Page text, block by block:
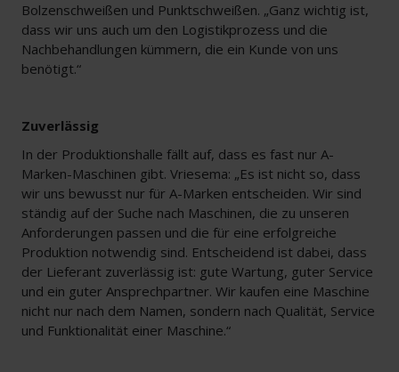
Bolzenschweißen und Punktschweißen. „Ganz wichtig ist,
dass wir uns auch um den Logistikprozess und die
Nachbehandlungen kümmern, die ein Kunde von uns
benötigt.“
Zuverlässig
In der Produktionshalle fällt auf, dass es fast nur A-
Marken-Maschinen gibt. Vriesema: „Es ist nicht so, dass
wir uns bewusst nur für A-Marken entscheiden. Wir sind
ständig auf der Suche nach Maschinen, die zu unseren
Anforderungen passen und die für eine erfolgreiche
Produktion notwendig sind. Entscheidend ist dabei, dass
der Lieferant zuverlässig ist: gute Wartung, guter Service
und ein guter Ansprechpartner. Wir kaufen eine Maschine
nicht nur nach dem Namen, sondern nach Qualität, Service
und Funktionalität einer Maschine.“